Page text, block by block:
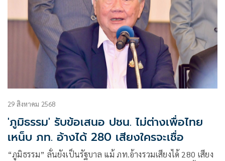
29 สิงหาคม 2568
'ภูมิธรรม' รับข้อเสนอ ปชน. ไม่ต่างเพื่อไทย
เหน็บ ภท. อ้างได้ 280 เสียงใครจะเชื่อ
“ภูมิธรรม” ลั่นยังเป็นรัฐบาล แม้ ภท.อ้างรวมเสียงได้ 280 เสียง